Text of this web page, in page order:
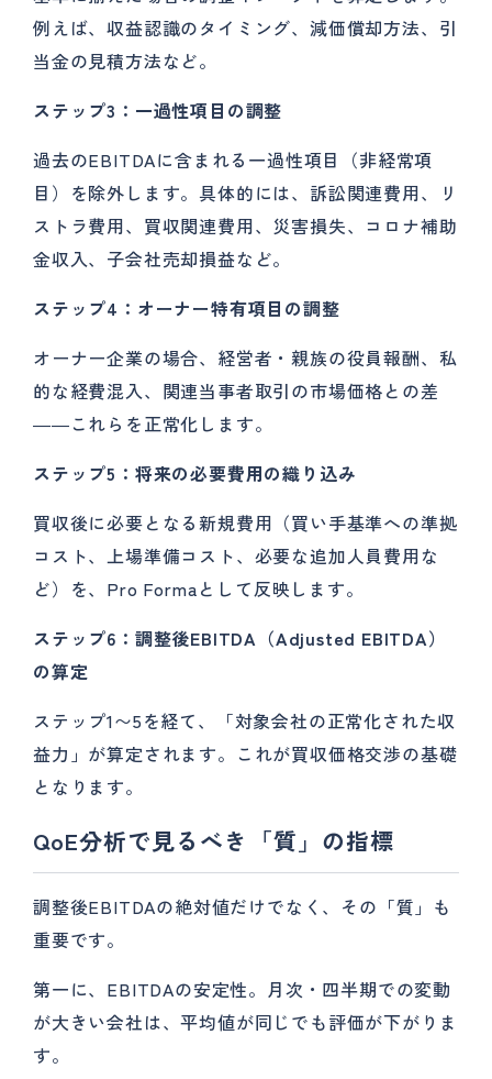
例えば、収益認識のタイミング、減価償却方法、引
当金の見積方法など。
ステップ3：一過性項目の調整
過去のEBITDAに含まれる一過性項目（非経常項
目）を除外します。具体的には、訴訟関連費用、リ
ストラ費用、買収関連費用、災害損失、コロナ補助
金収入、子会社売却損益など。
ステップ4：オーナー特有項目の調整
オーナー企業の場合、経営者・親族の役員報酬、私
的な経費混入、関連当事者取引の市場価格との差
――これらを正常化します。
ステップ5：将来の必要費用の織り込み
買収後に必要となる新規費用（買い手基準への準拠
コスト、上場準備コスト、必要な追加人員費用な
ど）を、Pro Formaとして反映します。
ステップ6：調整後EBITDA（Adjusted EBITDA）
の算定
ステップ1〜5を経て、「対象会社の正常化された収
益力」が算定されます。これが買収価格交渉の基礎
となります。
QoE分析で見るべき「質」の指標
調整後EBITDAの絶対値だけでなく、その「質」も
重要です。
第一に、EBITDAの安定性。月次・四半期での変動
が大きい会社は、平均値が同じでも評価が下がりま
す。